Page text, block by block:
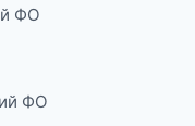
ФО
ФО